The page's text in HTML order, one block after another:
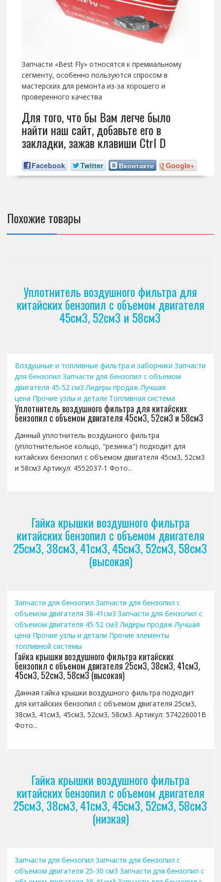
Запчасти «Best Fly» относятся к премиальному
сегменту, особенно пользуются спросом в
мастерских для ремонта из-за хорошего и
проверенного качества
Для того, что бы Вам легче было
найти наш сайт, добавьте его в
закладки, зажав клавиши Ctrl D
Facebook Twitter Вконтакте Google+
Похожие товары
Уплотнитель воздушного фильтра для
китайских бензопил с объемом двигателя
45см3, 52см3 и 58см3
Воздушные и топливные фильтра и заборники Запчасти
для бензопил Запчасти для бензопил с объемом
двигателя 45-52 см3 Лидеры продаж Лучшая
цена Прочие узлы и детали Топливная система
Уплотнитель воздушного фильтра для китайских
бензопил с объемом двигателя 45см3, 52см3 и 58см3
Данный уплотнитель воздушного фильтра
(уплотнительное кольцо, "резинка") подходит для
китайских бензопил с объемом двигателя 45см3, 52см3
и 58см3 Артикул: 4552037-1 Фото...
Гайка крышки воздушного фильтра
китайских бензопил с объемом двигателя
25см3, 38см3, 41см3, 45см3, 52см3, 58см3
(высокая)
Запчасти для бензопил Запчасти для бензопил с
объемом двигателя 38-41см3 Запчасти для бензопил с
объемом двигателя 45-52 см3 Лидеры продаж Лучшая
цена Прочие узлы и детали Прочие элементы
топливной системы
Гайка крышки воздушного фильтра китайских
бензопил с объемом двигателя 25см3, 38см3, 41см3,
45см3, 52см3, 58см3 (высокая)
Данная гайка крышки воздушного фильтра подходит
для китайских бензопил с объемом двигателя 25см3,
38см3, 41см3, 45см3, 52см3, 58см3. Артикул: 574226001B
Фото...
Гайка крышки воздушного фильтра
китайских бензопил с объемом двигателя
25см3, 38см3, 41см3, 45см3, 52см3, 58см3
(низкая)
Запчасти для бензопил Запчасти для бензопил с
объемом двигателя 25-30 см3 Запчасти для бензопил с